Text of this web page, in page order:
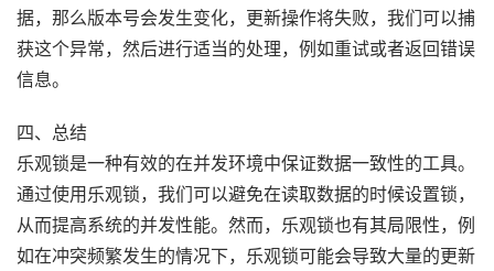
据，那么版本号会发生变化，更新操作将失败，我们可以捕
获这个异常，然后进行适当的处理，例如重试或者返回错误
信息。
四、总结
乐观锁是一种有效的在并发环境中保证数据一致性的工具。
通过使用乐观锁，我们可以避免在读取数据的时候设置锁，
从而提高系统的并发性能。然而，乐观锁也有其局限性，例
如在冲突频繁发生的情况下，乐观锁可能会导致大量的更新